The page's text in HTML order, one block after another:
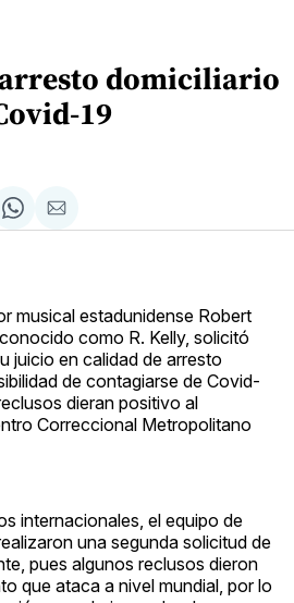
domiciliario
19
Share
on
Compartir
via
musical estadunidense Robert
como R. Kelly, solicitó
juicio en calidad de arresto
de contagiarse de Covid-
dieran positivo al
Correccional Metropolitano
internacionales, el equipo de
una segunda solicitud de
pues algunos reclusos dieron
que ataca a nivel mundial, por lo